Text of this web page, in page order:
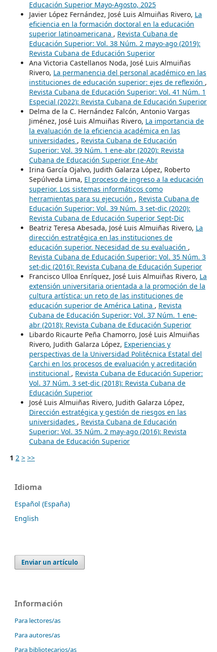
Educación Superior Mayo-Agosto, 2025
Javier López Fernández, José Luis Almuiñas Rivero, La
eficiencia en la formación doctoral en la educación
superior latinoamericana , Revista Cubana de
Educación Superior: Vol. 38 Núm. 2 mayo-ago (2019):
Revista Cubana de Educación Superior
Ana Victoria Castellanos Noda, José Luis Almuiñas
Rivero, La permanencia del personal académico en las
instituciones de educación superior: ejes de reflexión ,
Revista Cubana de Educación Superior: Vol. 41 Núm. 1
Especial (2022): Revista Cubana de Educación Superior
Delma de la C. Hernández Falcón, Antonio Vargas
Jiménez, José Luis Almuiñas Rivero, La importancia de
la evaluación de la eficiencia académica en las
universidades , Revista Cubana de Educación
Superior: Vol. 39 Núm. 1 ene-abr (2020): Revista
Cubana de Educación Superior Ene-Abr
Irina García Ojalvo, Judith Galarza López, Roberto
Sepúlveda Lima, El proceso de ingreso a la educación
superior. Los sistemas informáticos como
herramientas para su ejecución , Revista Cubana de
Educación Superior: Vol. 39 Núm. 3 set-dic (2020):
Revista Cubana de Educación Superior Sept-Dic
Beatriz Teresa Abesada, José Luis Almuiñas Rivero, La
dirección estratégica en las instituciones de
educación superior. Necesidad de su evaluación ,
Revista Cubana de Educación Superior: Vol. 35 Núm. 3
set-dic (2016): Revista Cubana de Educación Superior
Francisco Ulloa Enríquez, José Luis Almuiñas Rivero, La
extensión universitaria orientada a la promoción de la
cultura artística: un reto de las instituciones de
educación superior de América Latina , Revista
Cubana de Educación Superior: Vol. 37 Núm. 1 ene-
abr (2018): Revista Cubana de Educación Superior
Libardo Ricaurte Peña Chamorro, José Luis Almuiñas
Rivero, Judith Galarza López, Experiencias y
perspectivas de la Universidad Politécnica Estatal del
Carchi en los procesos de evaluación y acreditación
institucional , Revista Cubana de Educación Superior:
Vol. 37 Núm. 3 set-dic (2018): Revista Cubana de
Educación Superior
José Luis Almuiñas Rivero, Judith Galarza López,
Dirección estratégica y gestión de riesgos en las
universidades , Revista Cubana de Educación
Superior: Vol. 35 Núm. 2 may-ago (2016): Revista
Cubana de Educación Superior
1 2 > >>
Idioma
Español (España)
English
Enviar un artículo
Información
Para lectores/as
Para autores/as
Para bibliotecarios/as